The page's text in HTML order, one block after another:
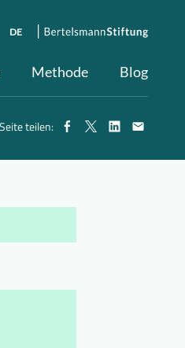
Methode Blog
DE
Seite teilen: